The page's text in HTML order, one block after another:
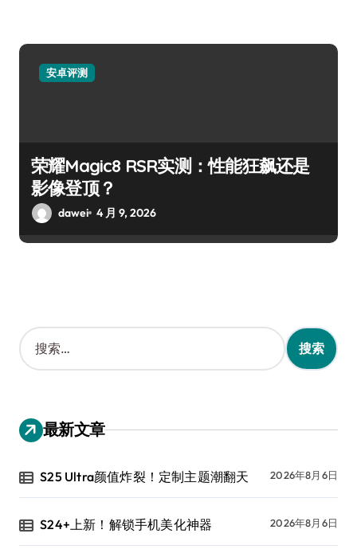
安卓评测
荣耀Magic8 RSR实测：性能狂飙还是
影像登顶？
dawei 4 月 9, 2026
搜
索
：
最新文章
S25 Ultra颜值炸裂！定制主题潮翻天 2026年8月6日
S24+上新！解锁手机美化神器 2026年8月6日